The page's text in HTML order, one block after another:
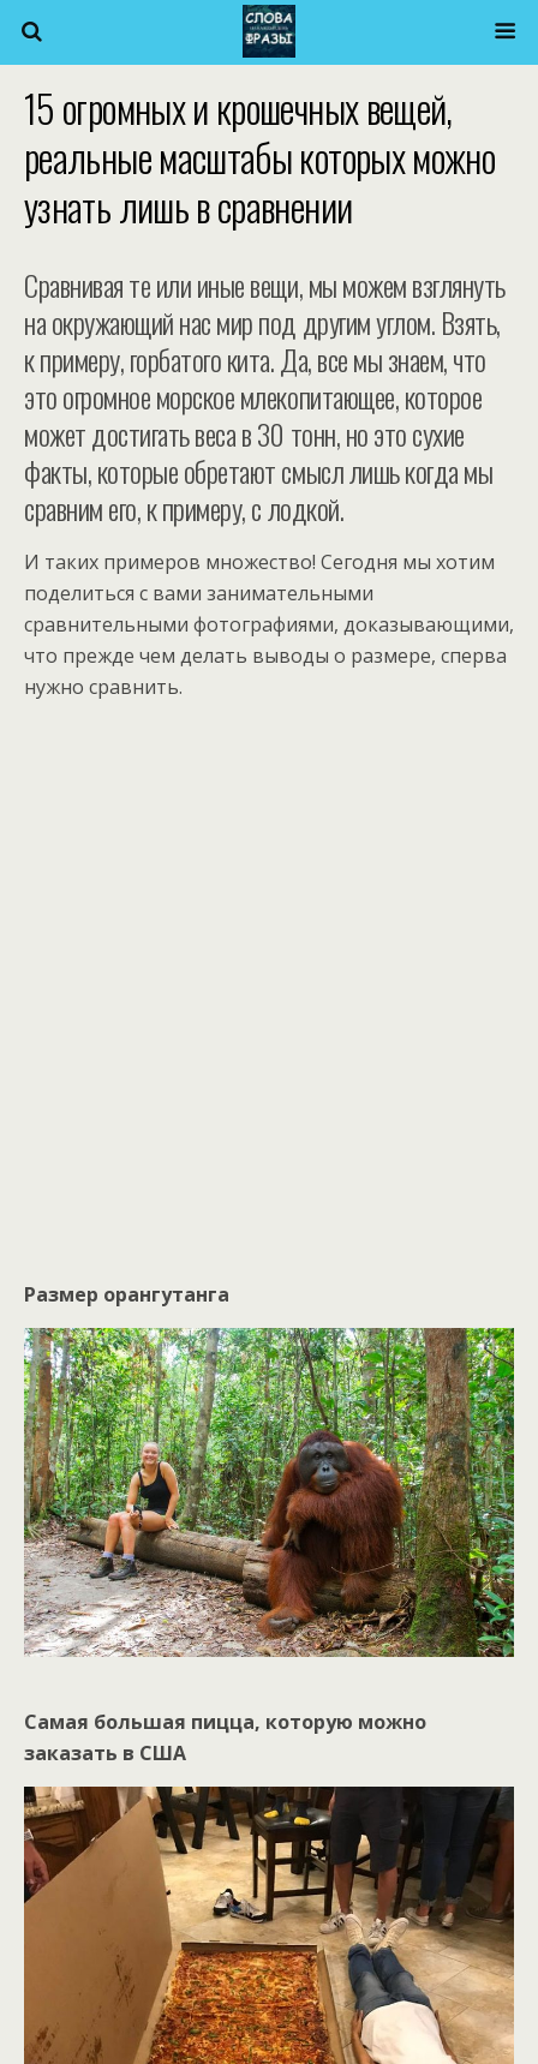
15 огромных и крошечных вещей,
реальные масштабы которых можно
узнать лишь в сравнении
Сравнивая те или иные вещи, мы можем взглянуть
на окружающий нас мир под другим углом. Взять,
к примеру, горбатого кита. Да, все мы знаем, что
это огромное морское млекопитающее, которое
может достигать веса в 30 тонн, но это сухие
факты, которые обретают смысл лишь когда мы
сравним его, к примеру, с лодкой.
И таких примеров множество! Сегодня мы хотим
поделиться с вами занимательными
сравнительными фотографиями, доказывающими,
что прежде чем делать выводы о размере, сперва
нужно сравнить.
Размер орангутанга
Самая большая пицца, которую можно
заказать в США